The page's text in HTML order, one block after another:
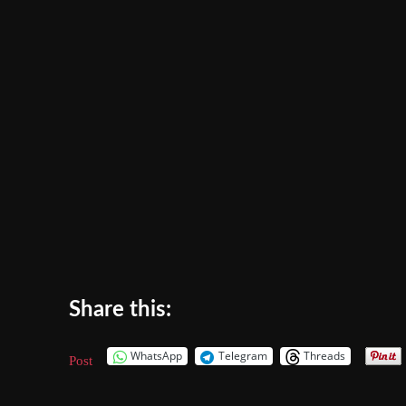
Share this:
Post WhatsApp Telegram Threads